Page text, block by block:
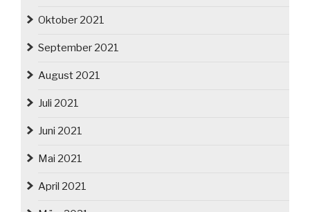
Oktober 2021
September 2021
August 2021
Juli 2021
Juni 2021
Mai 2021
April 2021